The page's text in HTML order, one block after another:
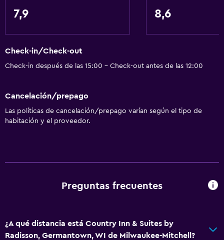
7,9 8,6
Check-in/Check-out
Check-in después de las 15:00 - Check-out antes de las 12:00
Cancelación/prepago
Las políticas de cancelación/prepago varían según el tipo de
habitación y el proveedor.
Preguntas frecuentes
¿A qué distancia está Country Inn & Suites by
Radisson, Germantown, WI de Milwaukee-Mitchell?